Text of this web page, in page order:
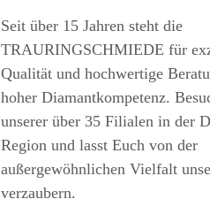
1.825,- €
Seit über 15 Jahren steht die
TRAURINGSCHMIEDE für
Qualität und hochwertige
hoher Diamantkompetenz.
unserer über 35 Filialen in der
Region und lasst Euch von der
außergewöhnlichen Vielfalt
verzaubern.